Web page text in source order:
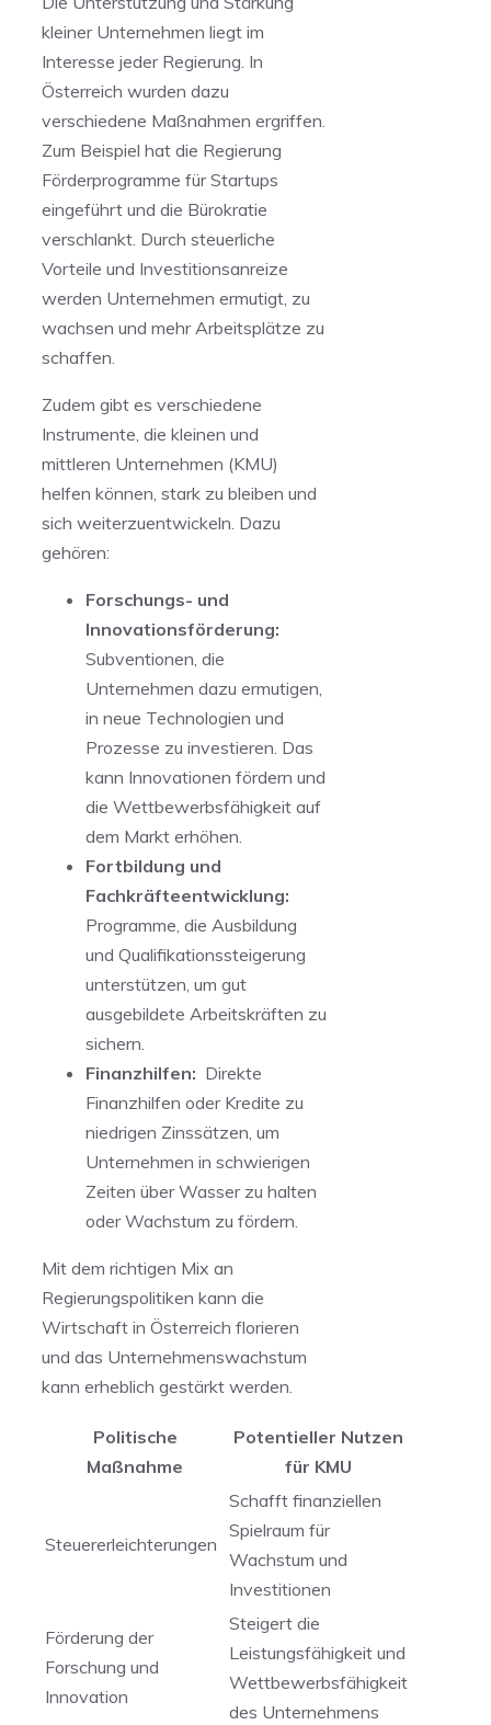
kleiner Unternehmen liegt im
⁤Interesse jeder Regierung. In
Österreich wurden dazu
verschiedene Maßnahmen ergriffen.
Zum Beispiel hat die​ Regierung
Förderprogramme‍ für Startups
‌eingeführt und die Bürokratie
verschlankt. Durch steuerliche
Vorteile ‍und Investitionsanreize
werden Unternehmen ‍ermutigt, zu
wachsen ⁣und mehr Arbeitsplätze zu
schaffen.
Zudem gibt es verschiedene
Instrumente, die kleinen und
mittleren Unternehmen ‌(KMU)
helfen können, stark zu bleiben und
sich weiterzuentwickeln. Dazu
gehören: ‍
Forschungs- und
Innovationsförderung:
Subventionen, die
Unternehmen dazu ermutigen,
in neue Technologien und
Prozesse zu investieren. Das ​
kann⁢ Innovationen fördern und
die Wettbewerbsfähigkeit auf⁤
dem Markt erhöhen.
Fortbildung und
Fachkräfteentwicklung:
Programme, die Ausbildung
und Qualifikationssteigerung
‌unterstützen, um gut
ausgebildete​ Arbeitskräften zu
sichern.
Finanzhilfen: ⁣ Direkte
Finanzhilfen oder ⁣Kredite ⁢zu
niedrigen Zinssätzen, um
Unternehmen in schwierigen
Zeiten über Wasser⁣ zu halten
oder Wachstum ‍zu fördern.
Mit dem richtigen Mix an
Regierungspolitiken kann die
‍Wirtschaft in Österreich florieren
und das Unternehmenswachstum‌
kann ⁣erheblich gestärkt werden.
Politische
Maßnahme
Potentieller Nutzen⁢
für KMU
Steuererleichterungen
Schafft finanziellen
Spielraum für
Wachstum und
Investitionen
Förderung der⁢
Forschung und
Innovation
Steigert ​die
Leistungsfähigkeit und
Wettbewerbsfähigkeit
des Unternehmens